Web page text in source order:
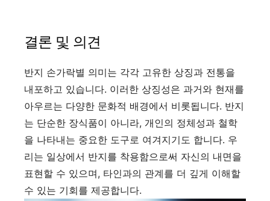
결론 및 의견
반지 손가락별 의미는 각각 고유한 상징과 전통을
내포하고 있습니다. 이러한 상징성은 과거와 현재를
아우르는 다양한 문화적 배경에서 비롯됩니다. 반지
는 단순한 장식품이 아니라, 개인의 정체성과 철학
을 나타내는 중요한 도구로 여겨지기도 합니다. 우
리는 일상에서 반지를 착용함으로써 자신의 내면을
표현할 수 있으며, 타인과의 관계를 더 깊게 이해할
수 있는 기회를 제공합니다.